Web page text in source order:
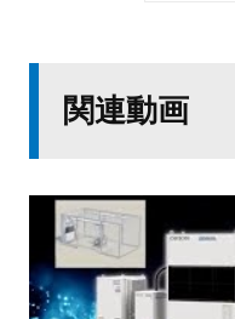
関連動画